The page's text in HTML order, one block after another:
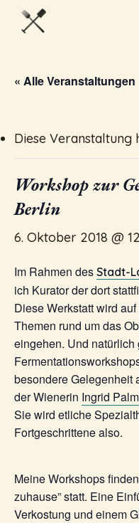
Skip
content
« Alle Veranstaltungen
Diese Veranstaltung
Workshop zur
Berlin
6. Oktober 2018 @
Im Rahmen des Stadt-
ich Kurator der dort
Diese Werkstatt wird
Themen rund um das
eingehen. Und natürlich
besondere Gelegenheit
der Wienerin Ingrid
Sie wird etliche
Fortgeschrittene also.
Meine Workshops
zuhause” statt. Eine
Verkostung und einem